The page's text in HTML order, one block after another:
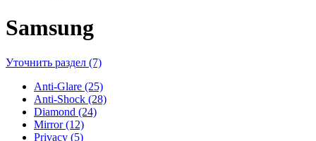
Samsung
Уточнить раздел (7)
Anti-Glare (25)
Anti-Shock (28)
Diamond (24)
Mirror (12)
Privacy (5)